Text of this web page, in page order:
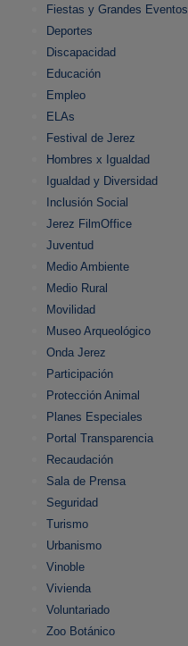
Fiestas y Grandes Eventos
Deportes
Discapacidad
Educación
Empleo
ELAs
Festival de Jerez
Hombres x Igualdad
Igualdad y Diversidad
Inclusión Social
Jerez FilmOffice
Juventud
Medio Ambiente
Medio Rural
Movilidad
Museo Arqueológico
Onda Jerez
Participación
Protección Animal
Planes Especiales
Portal Transparencia
Recaudación
Sala de Prensa
Seguridad
Turismo
Urbanismo
Vinoble
Vivienda
Voluntariado
Zoo Botánico